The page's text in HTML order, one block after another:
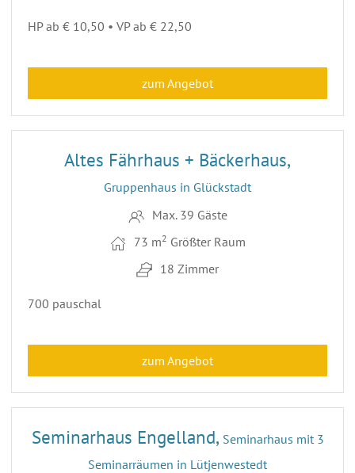
HP ab € 10,50 • VP ab € 22,50
zum Angebot
26
Altes Fährhaus + Bäckerhaus,
Gruppenhaus in Glückstadt
Max. 39 Gäste
73 m2 Größter Raum
18 Zimmer
700 pauschal
zum Angebot
28
Seminarhaus Engelland, Seminarhaus mit 3
Seminarräumen in Lütjenwestedt